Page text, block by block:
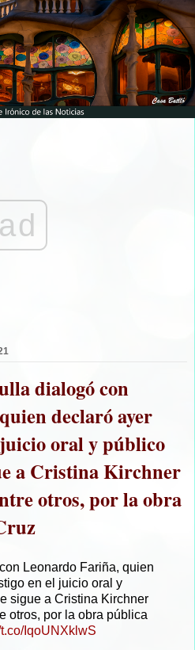
ad
dialogó con
declaró ayer
oral y público
a Cristina Kirchner
otros, por la obra
Leonardo Fariña, quien
en el juicio oral y
sigue a Cristina Kirchner
otros, por la obra pública
t.co/IqoUNXklwS